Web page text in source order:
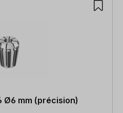
Ø6 mm (précision)